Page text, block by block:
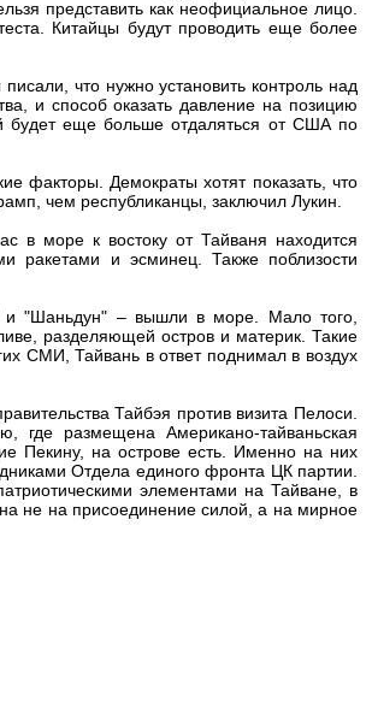
представить как неофициальное лицо.
Китайцы будут проводить еще более
что нужно установить контроль над
и способ оказать давление на позицию
будет еще больше отдаляться от США по
факторы. Демократы хотят показать, что
чем республиканцы, заключил Лукин.
в море к востоку от Тайваня находится
ракетами и эсминец. Также поблизости
и "Шаньдун" – вышли в море. Мало того,
разделяющей остров и материк. Такие
СМИ, Тайвань в ответ поднимал в воздух
Тайбэя против визита Пелоси.
где размещена Американо-тайваньская
Пекину, на острове есть. Именно на них
Отдела единого фронта ЦК партии.
элементами на Тайване, в
не на присоединение силой, а на мирное